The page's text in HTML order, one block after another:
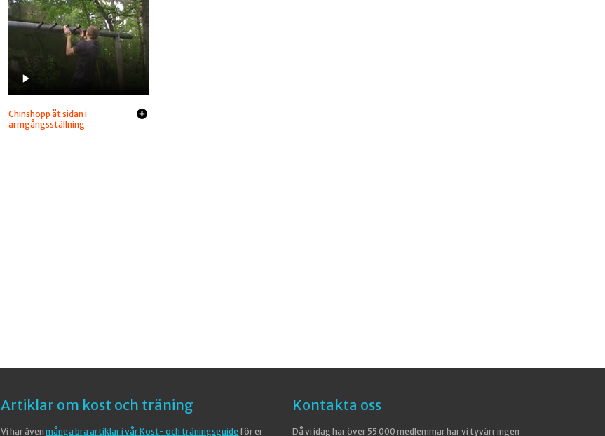
Chinshopp åt sidan i
armgångsställning
Artiklar om kost och träning
Vi har ävenmånga bra artiklar i vår Kost- och träningsguideför er
Kontakta oss
Då vi idag har över 55 000 medlemmar har vi tyvärr ingen